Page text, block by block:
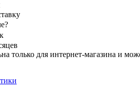
только для интернет-магазина и